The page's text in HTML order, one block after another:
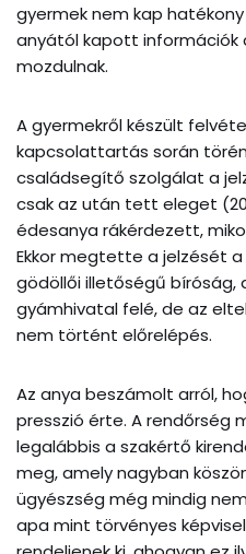
gyermek nem kap
anyától kapott információk
mozdulnak.
A gyermekről készült
kapcsolattartás során
családsegítő szolgálat a
csak az után tett eleget
édesanya rákérdezett,
Ekkor megtette a jelzését
gödöllői illetőségű bíróság,
gyámhivatal felé, de az
nem történt előrelépés.
Az anya beszámolt arról,
presszió érte. A rendőrség
legalábbis a szakértő
meg, amely nagyban
ügyészség még mindig
apa mint törvényes